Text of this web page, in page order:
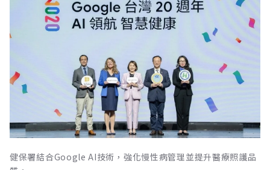
健保署結合Google AI技術，強化慢性病管理並提升醫療照護品